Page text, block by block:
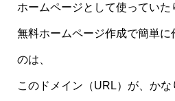
ホームページとして使っていた
無料ホームページ作成で簡単に
のは、
このドメイン（URL）が、か